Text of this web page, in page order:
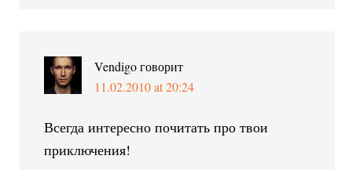
Vendigo говорит
11.02.2010 at 20:24
Всегда интересно почитать про твои
приключения!